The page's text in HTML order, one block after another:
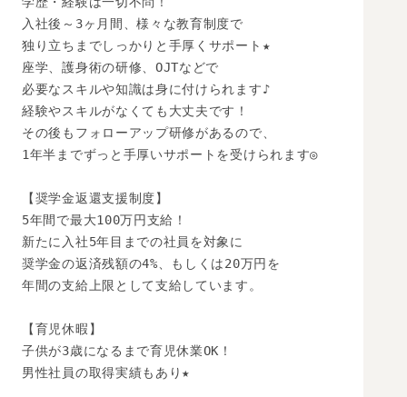
入社後～3ヶ月間、様々な教育制度で
独り立ちまでしっかりと手厚くサポート★
座学、護身術の研修、OJTなどで
必要なスキルや知識は身に付けられます♪
経験やスキルがなくても大丈夫です！
その後もフォローアップ研修があるので、
1年半までずっと手厚いサポートを受けられます◎
【奨学金返還支援制度】
5年間で最大100万円支給！
新たに入社5年目までの社員を対象に
奨学金の返済残額の4%、もしくは20万円を
年間の支給上限として支給しています。
【育児休暇】
子供が3歳になるまで育児休業OK！
男性社員の取得実績もあり★